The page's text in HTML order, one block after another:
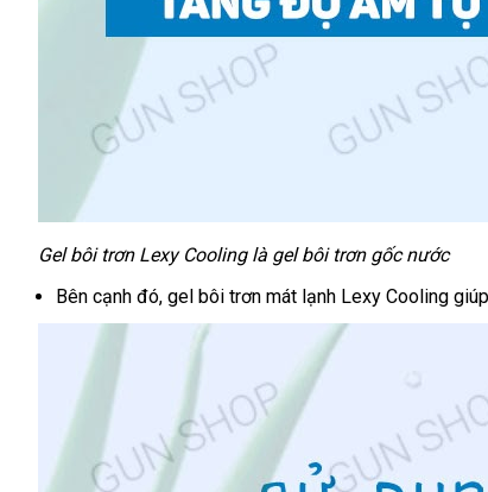
Gel bôi trơn Lexy Cooling là gel bôi trơn gốc nước
bảo
Bên cạnh đóĐài
Loan
, gel bôi trơn mát lạnh Lexy Cooling